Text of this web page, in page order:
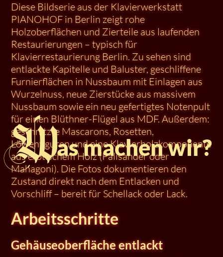
Diese Bildserie aus der Klavierwerkstatt
PIANOHOF in Berlin zeigt rohe
Holzoberflächen und Zierteile aus laufenden
Restaurierungen – typisch für
Klavierrestaurierung Berlin. Zu sehen sind
entlackte Kapitelle und Baluster, geschliffene
Furnierflächen in Nussbaum mit Einlagen aus
Wurzelnuss, neue Zierstücke aus massivem
Nussbaum sowie ein neu gefertigtes Notenpult
für einen Blüthner-Flügel aus MDF. Außerdem:
geschnitzte Mascarons, Rosetten,
Löwenfiguren und eine Klavierholz­komponente
aus exotischem Holz (Palisander oder
Mahagoni). Die Fotos dokumentieren den
Zustand direkt nach dem Entlacken und
Vorschliff – bereit für Schellack oder Lack.
Arbeitsschritte
Gehäuseoberfläche entlackt